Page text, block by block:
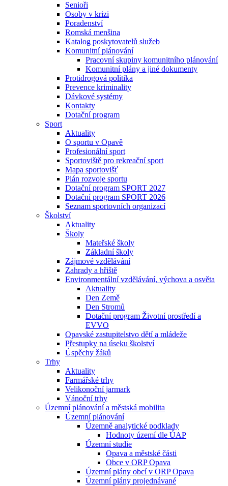
Senioři
Osoby v krizi
Poradenství
Romská menšina
Katalog poskytovatelů služeb
Komunitní plánování
Pracovní skupiny komunitního plánování
Komunitní plány a jiné dokumenty
Protidrogová politika
Prevence kriminality
Dávkové systémy
Kontakty
Dotační program
Sport
Aktuality
O sportu v Opavě
Profesionální sport
Sportoviště pro rekreační sport
Mapa sportovišť
Plán rozvoje sportu
Dotační program SPORT 2027
Dotační program SPORT 2026
Seznam sportovních organizací
Školství
Aktuality
Školy
Mateřské školy
Základní školy
Zájmové vzdělávání
Zahrady a hřiště
Environmentální vzdělávání, výchova a osvěta
Aktuality
Den Země
Den Stromů
Dotační program Životní prostředí a
EVVO
Opavské zastupitelstvo dětí a mládeže
Přestupky na úseku školství
Úspěchy žáků
Trhy
Aktuality
Farmářské trhy
Velikonoční jarmark
Vánoční trhy
Územní plánování a městská mobilita
Územní plánování
Územně analytické podklady
Hodnoty území dle ÚAP
Územní studie
Opava a městské části
Obce v ORP Opava
Územní plány obcí v ORP Opava
Územní plány projednávané